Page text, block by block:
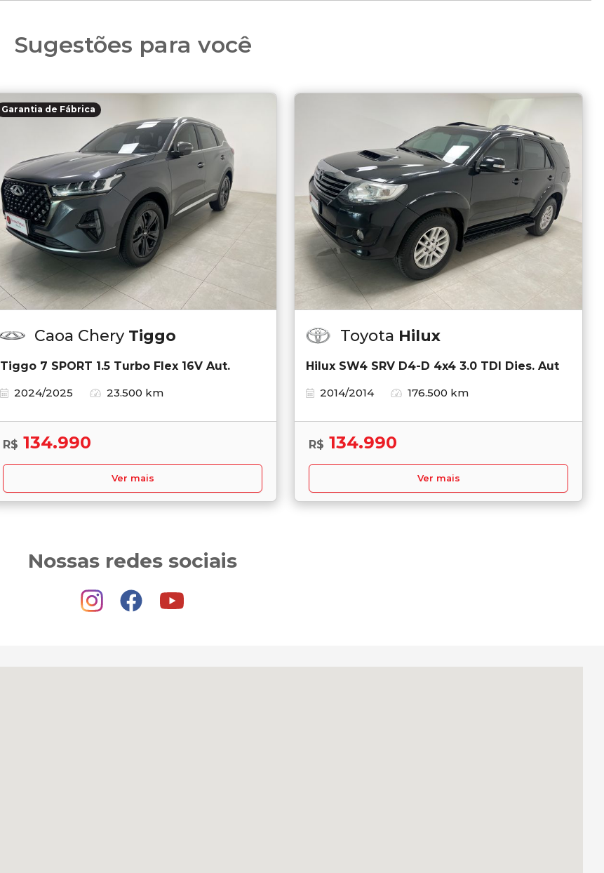
Sugestões para você
Garantia de Fábrica
Caoa Chery Tiggo
Tiggo 7 SPORT 1.5 Turbo Flex 16V Aut.
2024/2025
23.500 km
R$ 134.990
Ver mais
Toyota Hilux
Hilux SW4 SRV D4-D 4x4 3.0 TDI Dies. Aut
2014/2014
176.500 km
R$ 134.990
Ver mais
Nossas redes sociais